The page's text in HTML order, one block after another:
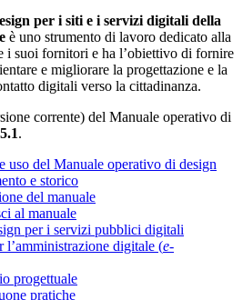
per i siti e i servizi digitali della
è uno strumento di lavoro dedicato alla
i suoi fornitori e ha l’obiettivo di fornire
e migliorare la progettazione e la
digitali verso la cittadinanza.
corrente) del Manuale operativo di
.
uso del Manuale operativo di design
e storico
del manuale
al manuale
per i servizi pubblici digitali
l’amministrazione digitale (e-
progettuale
pratiche